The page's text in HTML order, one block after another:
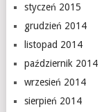
styczeń 2015
grudzień 2014
listopad 2014
październik 2014
wrzesień 2014
sierpień 2014